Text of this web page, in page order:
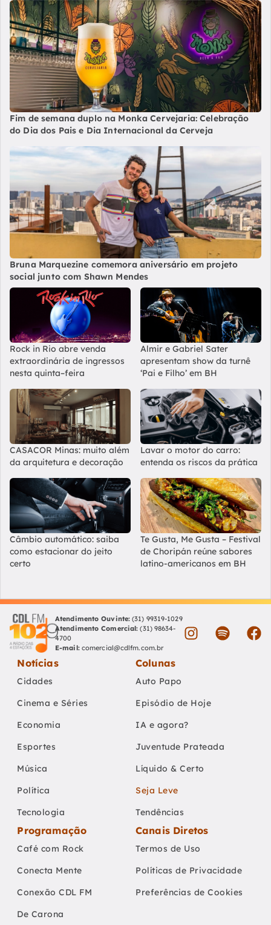
Fim de semana duplo na Monka Cervejaria: Celebração
do Dia dos Pais e Dia Internacional da Cerveja
Bruna Marquezine comemora aniversário em projeto
social junto com Shawn Mendes
Rock in Rio abre venda
extraordinária de ingressos
nesta quinta–feira
Almir e Gabriel Sater
apresentam show da turnê
‘Pai e Filho’ em BH
CASACOR Minas: muito além
da arquitetura e decoração
Lavar o motor do carro:
entenda os riscos da prática
Câmbio automático: saiba
como estacionar do jeito
certo
Te Gusta, Me Gusta – Festival
de Choripán reúne sabores
latino-americanos em BH
Atendimento Ouvinte: (31) 99319-1029
Atendimento Comercial: (31) 98634-
4700
E-mail: comercial@cdlfm.com.br
Notícias
Cidades
Cinema e Séries
Economia
Esportes
Música
Política
Tecnologia
Colunas
Auto Papo
Episódio de Hoje
IA e agora?
Juventude Prateada
Líquido & Certo
Seja Leve
Tendências
Programação
Café com Rock
Conecta Mente
Conexão CDL FM
De Carona
Canais Diretos
Termos de Uso
Políticas de Privacidade
Preferências de Cookies